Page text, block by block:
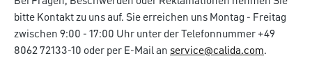
bitte Kontakt zu uns auf. Sie erreichen uns Montag - Freitag
zwischen 9:00 - 17:00 Uhr unter der Telefonnummer +49
8062 72133-10 oder per E-Mail an service@calida.com.